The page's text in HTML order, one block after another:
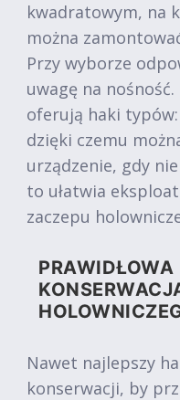
kwadratowym, na
można
Przy wyborze
uwagę na
oferują haki typów:
dzięki czemu
urządzenie, gdy
to ułatwia
zaczepu
PRAWIDŁOWA
Nawet najlepszy
konserwacji, by